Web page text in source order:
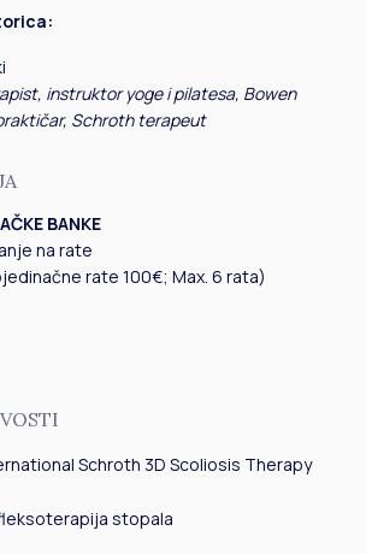
instruktor yoge i pilatesa, Bowen
Schroth terapeut
BANKE
na rate
rate 100€; Max. 6 rata)
Schroth 3D Scoliosis Therapy
stopala